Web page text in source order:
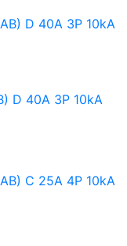
D 40A 3P 10kA